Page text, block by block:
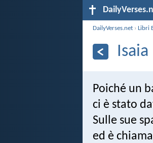
DailyVerses.net ›Libri
Isaia
Poiché un
ci è stato
Sulle sue
ed è